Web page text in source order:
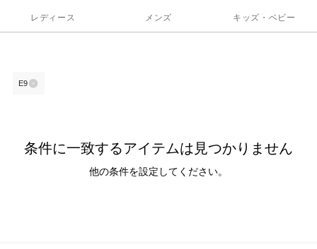
レディース メンズ キッズ・ベビー
E9
条件に一致するアイテムは見つかりません
他の条件を設定してください。